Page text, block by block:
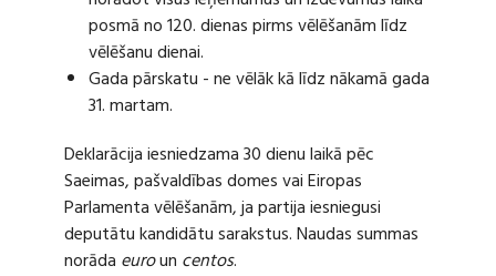
posmā no 120. dienas pirms vēlēšanām līdz
vēlēšanu dienai.
Gada pārskatu - ne vēlāk kā līdz nākamā gada
31. martam.
Deklarācija iesniedzama 30 dienu laikā pēc
Saeimas, pašvaldības domes vai Eiropas
Parlamenta vēlēšanām, ja partija iesniegusi
deputātu kandidātu sarakstus. Naudas summas
norāda euroun centos.